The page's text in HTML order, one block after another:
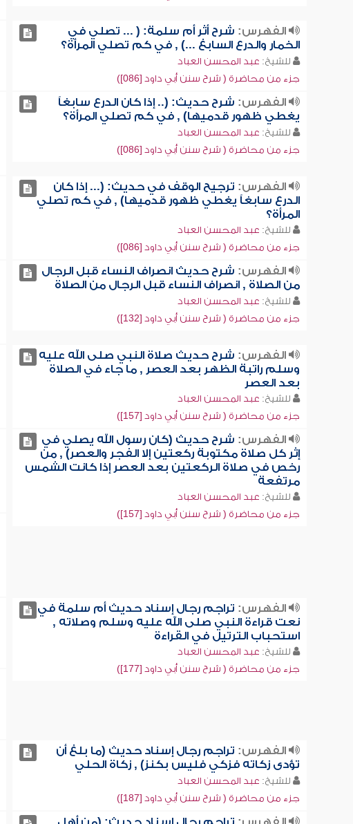
الفهرس: شرح أثر أم سلمة: ( ... تصلي في
الخمار والدرع السابغ ...) , في كم تصلي المرأة؟
للشيخ: عبد المحسن العباد
جزء من محاضرة ( شرح سنن أبي داود [086])
الفهرس: شرح حديث: (.. إذا كان الدرع سابغاً
يغطي ظهور قدميها) , في كم تصلي المرأة؟
للشيخ: عبد المحسن العباد
جزء من محاضرة ( شرح سنن أبي داود [086])
الفهرس: ترجيح الوقف في حديث: (... إذا كان
الدرع سابغاً يغطي ظهور قدميها) , في كم تصلي
المرأة؟
للشيخ: عبد المحسن العباد
جزء من محاضرة ( شرح سنن أبي داود [086])
الفهرس: شرح حديث انصراف النساء قبل الرجال
من الصلاة , انصراف النساء قبل الرجال من الصلاة
للشيخ: عبد المحسن العباد
جزء من محاضرة ( شرح سنن أبي داود [132])
الفهرس: شرح حديث صلاة النبي صلى الله عليه
وسلم راتبة الظهر بعد العصر , ما جاء في الصلاة
بعد العصر
للشيخ: عبد المحسن العباد
جزء من محاضرة ( شرح سنن أبي داود [157])
الفهرس: شرح حديث (كان رسول الله يصلي في
إثر كل صلاة مكتوبة ركعتين إلا الفجر والعصر) , من
رخص في صلاة الركعتين بعد العصر إذا كانت الشمس
مرتفعة
للشيخ: عبد المحسن العباد
جزء من محاضرة ( شرح سنن أبي داود [157])
الفهرس: تراجم رجال إسناد حديث أم سلمة في
نعت قراءة النبي صلى الله عليه وسلم وصلاته ,
استحباب الترتيل في القراءة
للشيخ: عبد المحسن العباد
جزء من محاضرة ( شرح سنن أبي داود [177])
الفهرس: تراجم رجال إسناد حديث (ما بلغ أن
تؤدى زكاته فزكي فليس بكنز) , زكاة الحلي
للشيخ: عبد المحسن العباد
جزء من محاضرة ( شرح سنن أبي داود [187])